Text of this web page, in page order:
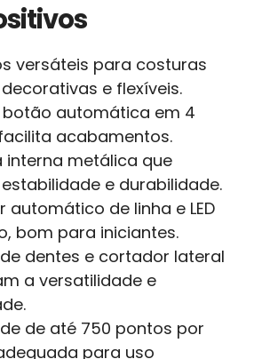
versáteis para costuras
e flexíveis.
botão automática em 4
acabamentos.
interna metálica que
e durabilidade.
automático de linha e LED
bom para iniciantes.
dentes e cortador lateral
a versatilidade e
de até 750 pontos por
para uso